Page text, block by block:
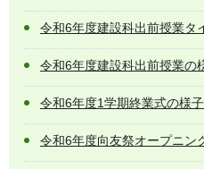
令和6年度建設科出前授業タ
令和6年度建設科出前授業の
令和6年度1学期終業式の様子
令和6年度向友祭オープニン